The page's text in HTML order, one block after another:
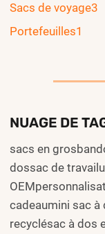
Sacs de voyage3
Portefeuilles1
NUAGE DE
sacs en
dossac de
cadeaumini sac
recyclésac à dos